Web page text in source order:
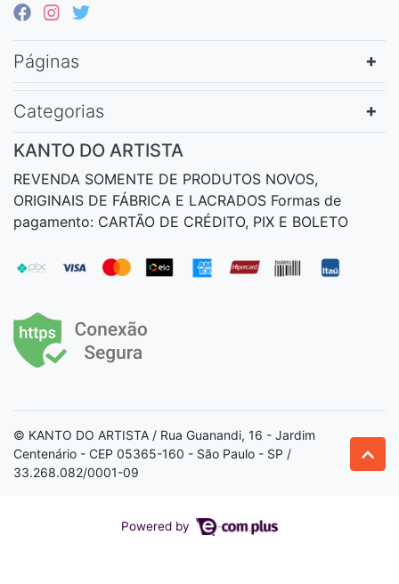
Páginas
Categorias
KANTO DO ARTISTA
REVENDA SOMENTE DE PRODUTOS NOVOS,
ORIGINAIS DE FÁBRICA E LACRADOS Formas de
pagamento: CARTÃO DE CRÉDITO, PIX E BOLETO
© KANTO DO ARTISTA / Rua Guanandi, 16 - Jardim
Centenário - CEP 05365-160 - São Paulo - SP /
33.268.082/0001-09
Powered by